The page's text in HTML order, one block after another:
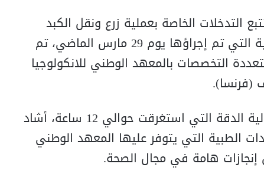
التدخلات الخاصة بعملية زرع ونقل الكبد
المتبرع به أثناء هذه العملية الجراحية التي تم إجراؤها يوم 29 مارس الماضي، تم
التخصصات بالمعهد الوطني للانكولوجيا
وعلى إثر هذه العملية الجراحية العالية الدقة التي استغرقت حوالي 12 ساعة، أشاد
الطبية التي يتوفر عليها المعهد الوطني
إنجازات هامة في مجال الصحة.